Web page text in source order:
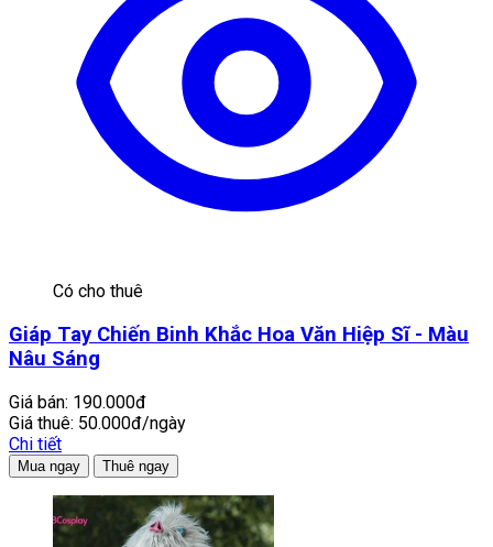
Có cho thuê
Giáp Tay Chiến Binh Khắc Hoa Văn Hiệp Sĩ - Màu
Nâu Sáng
Giá bán: 190.000đ
Giá thuê: 50.000đ/ngày
Chi tiết
Mua ngay Thuê ngay